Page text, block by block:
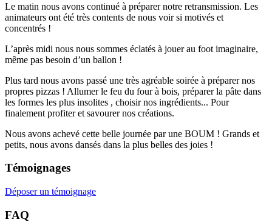
Le matin nous avons continué à préparer notre retransmission. Les
animateurs ont été très contents de nous voir si motivés et
concentrés !
L’après midi nous nous sommes éclatés à jouer au foot imaginaire,
même pas besoin d’un ballon !
Plus tard nous avons passé une très agréable soirée à préparer nos
propres pizzas ! Allumer le feu du four à bois, préparer la pâte dans
les formes les plus insolites , choisir nos ingrédients... Pour
finalement profiter et savourer nos créations.
Nous avons achevé cette belle journée par une BOUM ! Grands et
petits, nous avons dansés dans la plus belles des joies !
Témoignages
Déposer un témoignage
FAQ